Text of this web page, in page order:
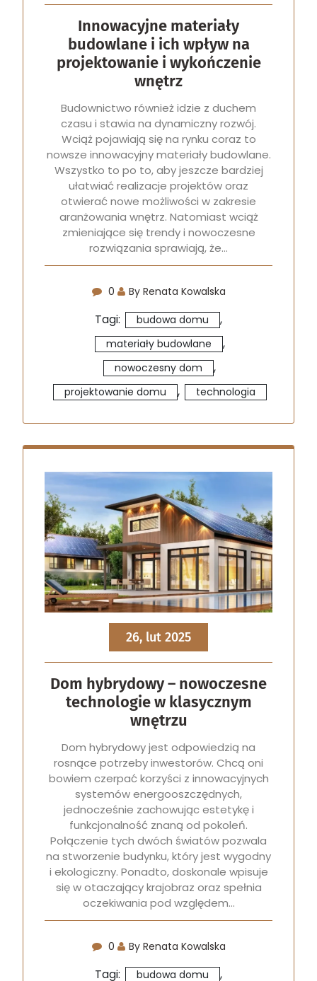
Innowacyjne materiały
budowlane i ich wpływ na
projektowanie i wykończenie
wnętrz
Budownictwo również idzie z duchem
czasu i stawia na dynamiczny rozwój.
Wciąż pojawiają się na rynku coraz to
nowsze innowacyjny materiały budowlane.
Wszystko to po to, aby jeszcze bardziej
ułatwiać realizacje projektów oraz
otwierać nowe możliwości w zakresie
aranżowania wnętrz. Natomiast wciąż
zmieniające się trendy i nowoczesne
rozwiązania sprawiają, że…
0 By Renata Kowalska
Tagi: budowa domu ,
materiały budowlane ,
nowoczesny dom ,
projektowanie domu , technologia
26, lut 2025
Dom hybrydowy – nowoczesne
technologie w klasycznym
wnętrzu
Dom hybrydowy jest odpowiedzią na
rosnące potrzeby inwestorów. Chcą oni
bowiem czerpać korzyści z innowacyjnych
systemów energooszczędnych,
jednocześnie zachowując estetykę i
funkcjonalność znaną od pokoleń.
Połączenie tych dwóch światów pozwala
na stworzenie budynku, który jest wygodny
i ekologiczny. Ponadto, doskonale wpisuje
się w otaczający krajobraz oraz spełnia
oczekiwania pod względem…
0 By Renata Kowalska
Tagi: budowa domu ,